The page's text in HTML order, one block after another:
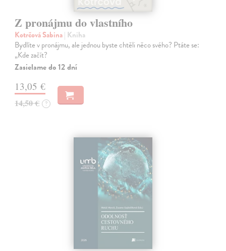
Z pronájmu do vlastního
Kotrčová Sabina| Kniha
Bydlíte v pronájmu, ale jednou byste chtěli něco svého? Ptáte se:
„Kde začít?
Zasielame do 12 dní
13,05 €
14,50 € ?